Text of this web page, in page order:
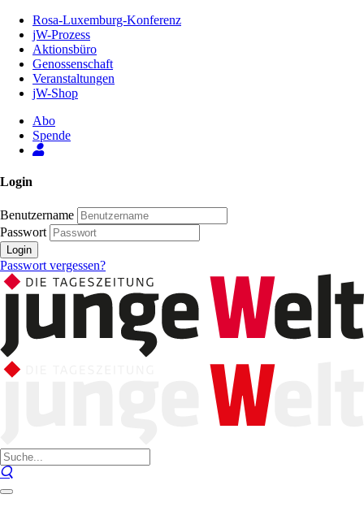
Inhalt
Seite
Rosa-Luxemburg-Konferenz
jW-Prozess
Aktionsbüro
Genossenschaft
Veranstaltungen
jW-Shop
Abo
Spende
Login
Benutzername
Passwort
Login
Passwort vergessen?